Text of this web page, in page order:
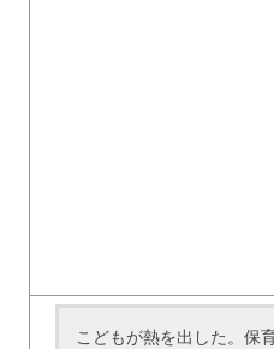
こどもが熱を出した。保